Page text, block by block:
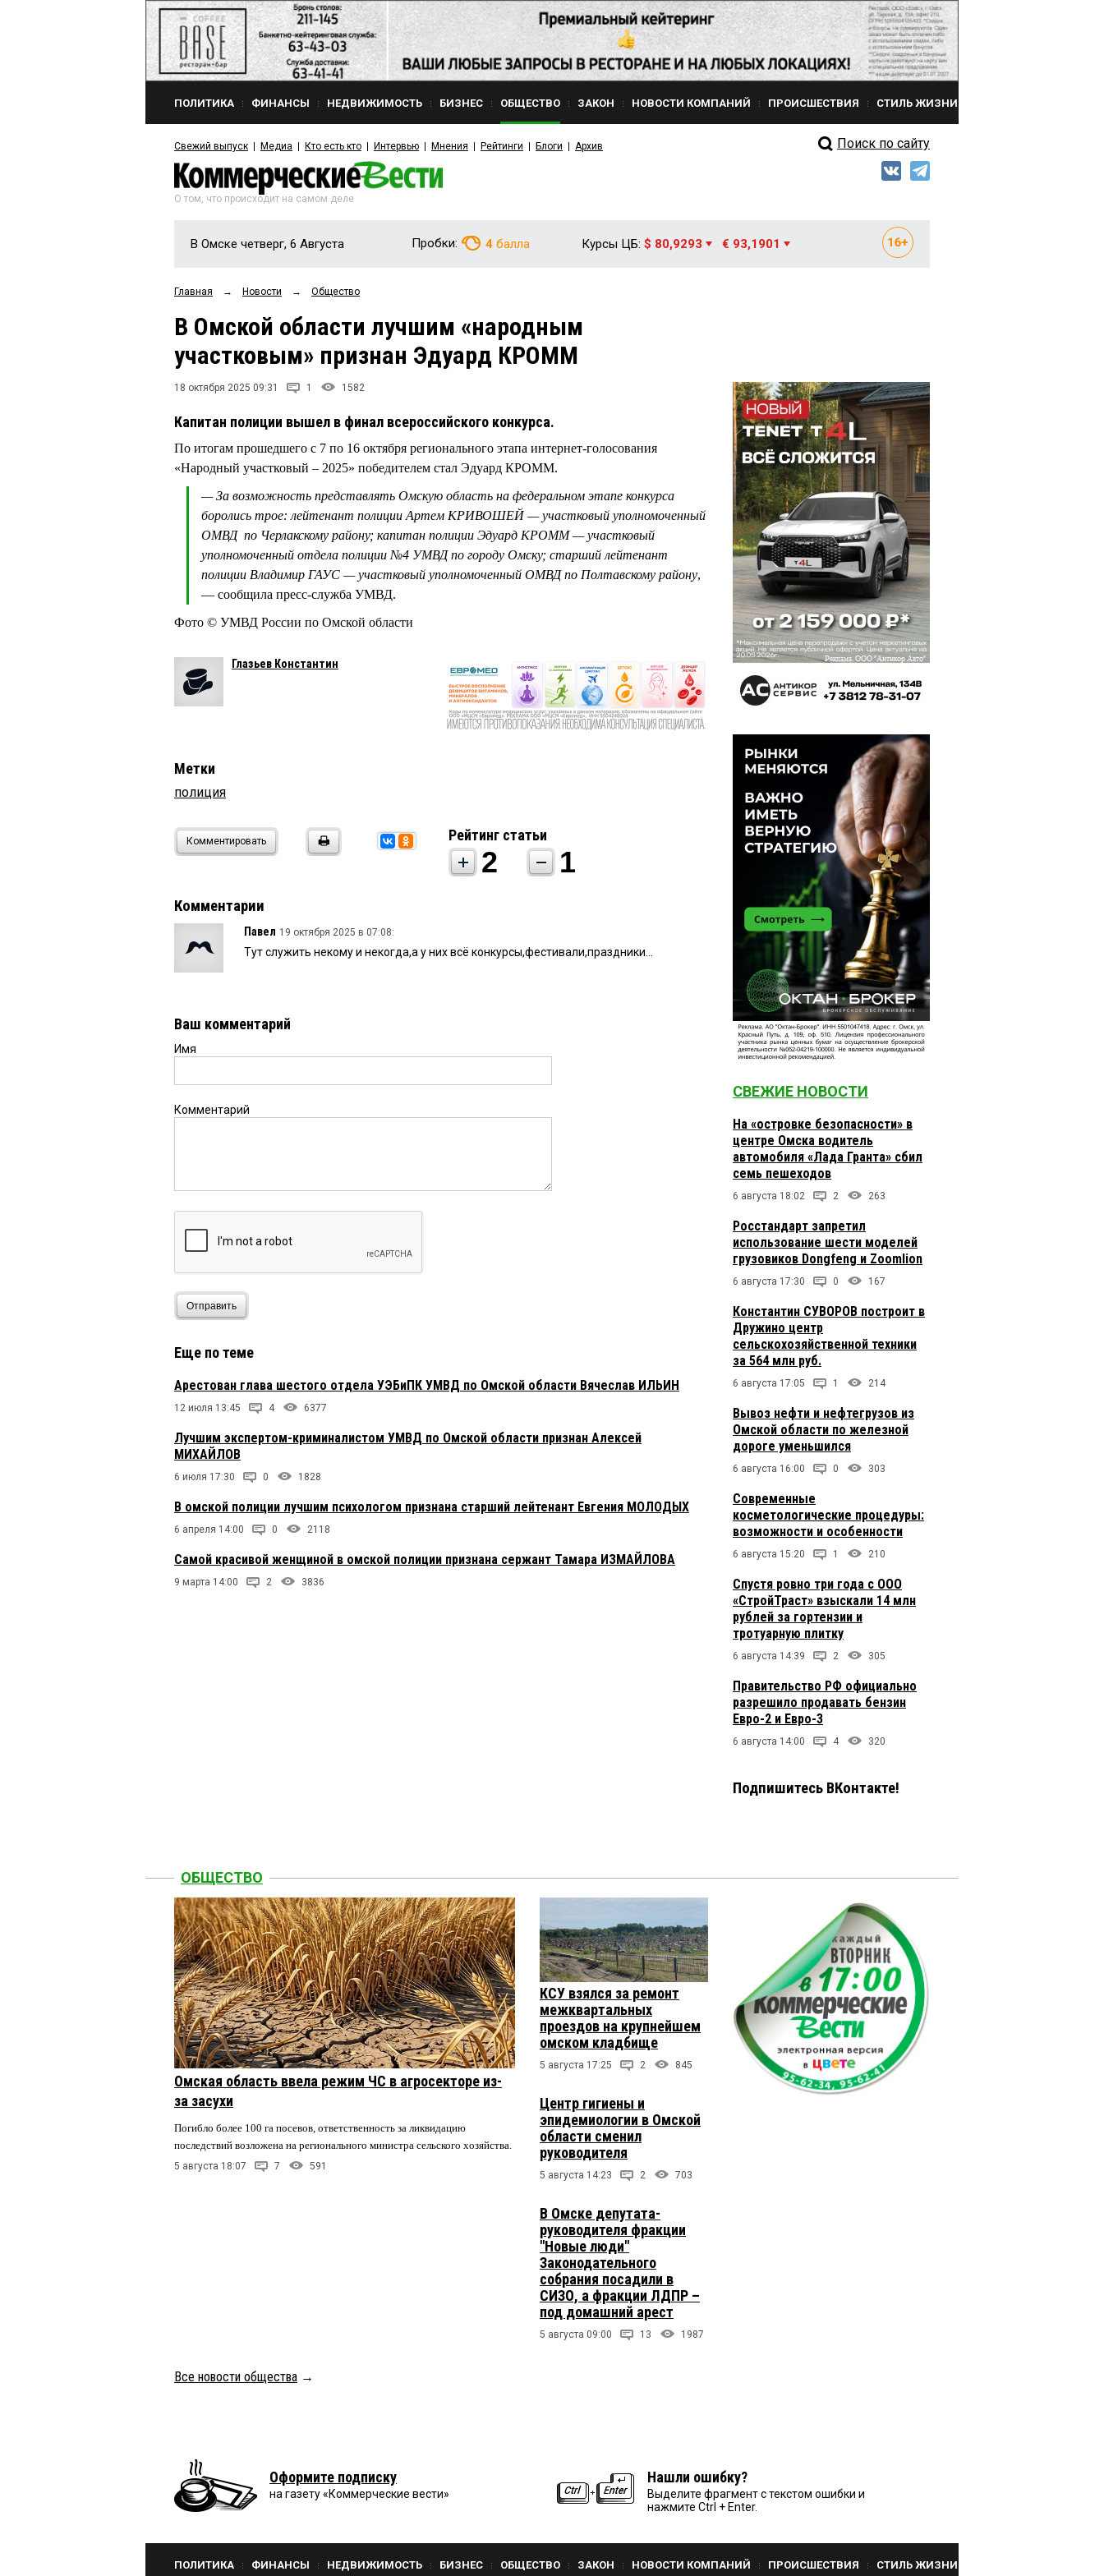
ПОЛИТИКА ФИНАНСЫ НЕДВИЖИМОСТЬ БИЗНЕС ОБЩЕСТВО ЗАКОН НОВОСТИ КОМПАНИЙ ПРОИСШЕСТВИЯ СТИЛЬ ЖИЗНИ
Свежий выпуск Медиа Кто есть кто Интервью Мнения Рейтинги Блоги Архив Поиск по сайту
О том, что происходит на самом деле
В Омске четверг, 6 Августа Пробки: 4 балла Курсы ЦБ: $ 80,9293 € 93,1901
Главная → Новости → Общество
В Омской области лучшим «народным
участковым» признан Эдуард КРОММ
18 октября 2025 09:31 1 1582
Капитан полиции вышел в финал всероссийского конкурса.
По итогам прошедшего с 7 по 16 октября регионального этапа интернет-голосования
«Народный участковый – 2025» победителем стал Эдуард КРОММ.
— За возможность представлять Омскую область на федеральном этапе конкурса
боролись трое: лейтенант полиции Артем КРИВОШЕЙ — участковый уполномоченный
ОМВД по Черлакскому району; капитан полиции Эдуард КРОММ — участковый
уполномоченный отдела полиции №4 УМВД по городу Омску; старший лейтенант
полиции Владимир ГАУС — участковый уполномоченный ОМВД по Полтавскому району,
— сообщила пресс-служба УМВД.
Фото © УМВД России по Омской области
Глазьев Константин
Метки
полиция
Комментировать Рейтинг статьи
2 1
Комментарии
Павел 19 октября 2025 в 07:08:
Тут служить некому и некогда,а у них всё конкурсы,фестивали,праздники...
Ваш комментарий
Имя
Комментарий
Отправить
Еще по теме
Арестован глава шестого отдела УЭБиПК УМВД по Омской области Вячеслав ИЛЬИН
12 июля 13:45 4 6377
Лучшим экспертом-криминалистом УМВД по Омской области признан Алексей
МИХАЙЛОВ
6 июля 17:30 0 1828
В омской полиции лучшим психологом признана старший лейтенант Евгения МОЛОДЫХ
6 апреля 14:00 0 2118
Самой красивой женщиной в омской полиции признана сержант Тамара ИЗМАЙЛОВА
9 марта 14:00 2 3836
СВЕЖИЕ НОВОСТИ
На «островке безопасности» в
центре Омска водитель
автомобиля «Лада Гранта» сбил
семь пешеходов
6 августа 18:02 2 263
Росстандарт запретил
использование шести моделей
грузовиков Dongfeng и Zoomlion
6 августа 17:30 0 167
Константин СУВОРОВ построит в
Дружино центр
сельскохозяйственной техники
за 564 млн руб.
6 августа 17:05 1 214
Вывоз нефти и нефтегрузов из
Омской области по железной
дороге уменьшился
6 августа 16:00 0 303
Современные
косметологические процедуры:
возможности и особенности
6 августа 15:20 1 210
Спустя ровно три года с ООО
«СтройТраст» взыскали 14 млн
рублей за гортензии и
тротуарную плитку
6 августа 14:39 2 305
Правительство РФ официально
разрешило продавать бензин
Евро-2 и Евро-3
6 августа 14:00 4 320
Подпишитесь ВКонтакте!
ОБЩЕСТВО
Омская область ввела режим ЧС в агросекторе из-
за засухи
Погибло более 100 га посевов, ответственность за ликвидацию
последствий возложена на регионального министра сельского хозяйства.
5 августа 18:07 7 591
КСУ взялся за ремонт
межквартальных
проездов на крупнейшем
омском кладбище
5 августа 17:25 2 845
Центр гигиены и
эпидемиологии в Омской
области сменил
руководителя
5 августа 14:23 2 703
В Омске депутата-
руководителя фракции
"Новые люди"
Законодательного
собрания посадили в
СИЗО, а фракции ЛДПР –
под домашний арест
5 августа 09:00 13 1987
Все новости общества →
Оформите подписку
на газету «Коммерческие вести»
Нашли ошибку?
Выделите фрагмент с текстом ошибки и
нажмите Ctrl + Enter.
ПОЛИТИКА ФИНАНСЫ НЕДВИЖИМОСТЬ БИЗНЕС ОБЩЕСТВО ЗАКОН НОВОСТИ КОМПАНИЙ ПРОИСШЕСТВИЯ СТИЛЬ ЖИЗНИ